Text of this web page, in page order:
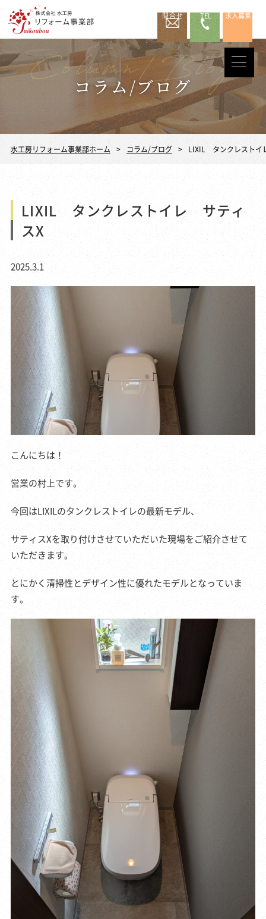
問合せ TEL 求人募集
コラム/ブログ
水工房リフォーム事業部ホーム コラム/ブログ LIXIL タンクレストイ
LIXIL タンクレストイレ サティ
スX
2025.3.1
こんにちは！
営業の村上です。
今回はLIXILのタンクレストイレの最新モデル、
サティスXを取り付けさせていただいた現場をご紹介させて
いただきます。
とにかく清掃性とデザイン性に優れたモデルとなっていま
す。